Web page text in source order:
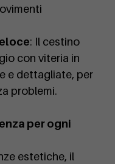
: Il cestino
con viteria in
e dettagliate, per
problemi.
per ogni
estetiche, il